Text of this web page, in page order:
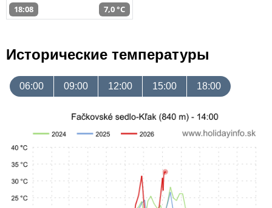
18:08 7,0 °C
Исторические температуры
06:00 09:00 12:00 15:00 18:00